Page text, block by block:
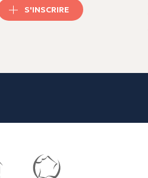
S'INSCRIRE